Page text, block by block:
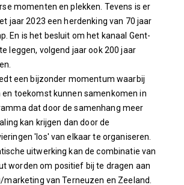
momenten en plekken. Tevens is er
jaar 2023 een herdenking van 70 jaar
En is het besluit om het kanaal Gent-
leggen, volgend jaar ook 200 jaar
een bijzonder momentum waarbij
en toekomst kunnen samenkomen in
dat door de samenhang meer
kan krijgen dan door de
'los' van elkaar te organiseren.
uitwerking kan de combinatie van
worden om positief bij te dragen aan
marketing van Terneuzen en Zeeland.